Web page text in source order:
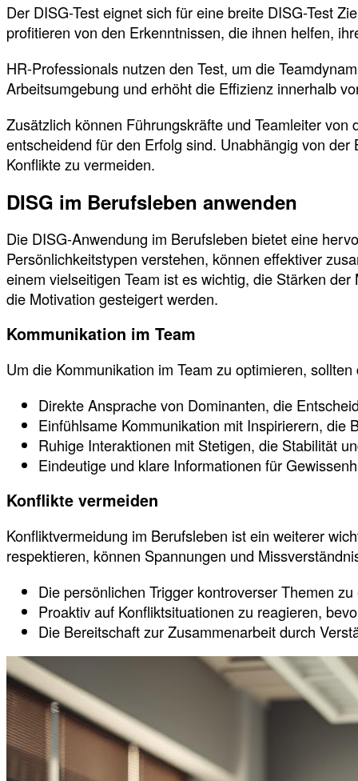
Der DISG-Test eignet sich für eine breite DISG-Test
profitieren von den Erkenntnissen, die ihnen helfen,
HR-Professionals nutzen den Test, um die
Arbeitsumgebung und erhöht die Effizienz innerhalb
Zusätzlich können Führungskräfte und Teamleiter
entscheidend für den Erfolg sind. Unabhängig von
Konflikte zu vermeiden.
DISG im Berufsleben anwenden
Die DISG-Anwendung im Berufsleben bietet eine
Persönlichkeitstypen verstehen, können effektiver
einem vielseitigen Team ist es wichtig, die Stärken
die Motivation gesteigert werden.
Kommunikation im Team
Um die Kommunikation im Team zu optimieren,
Direkte Ansprache von Dominanten, die
Einfühlsame Kommunikation mit Inspirierern, die
Ruhige Interaktionen mit Stetigen, die Stabilität
Eindeutige und klare Informationen für
Konflikte vermeiden
Konfliktvermeidung im Berufsleben ist ein weiterer
respektieren, können Spannungen und
Die persönlichen Trigger kontroverser Themen
Proaktiv auf Konfliktsituationen zu reagieren,
Die Bereitschaft zur Zusammenarbeit durch